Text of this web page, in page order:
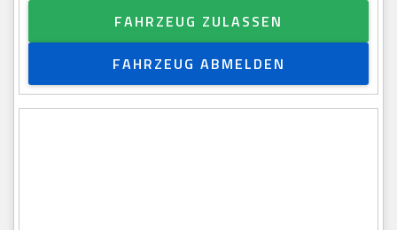
FAHRZEUG ZULASSEN
FAHRZEUG ABMELDEN